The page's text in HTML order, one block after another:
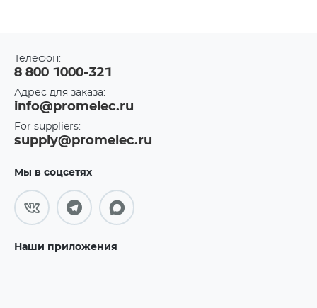
Телефон:
8 800 1000-321
Адрес для заказа:
info@promelec.ru
For suppliers:
supply@promelec.ru
Мы в соцсетях
Наши приложения